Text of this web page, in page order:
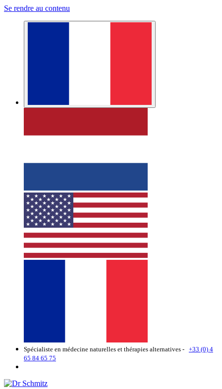
Se rendre au contenu
Spécialiste en médecine naturelles et thérapies alternatives - +33 (0) 4
65 84 65 75